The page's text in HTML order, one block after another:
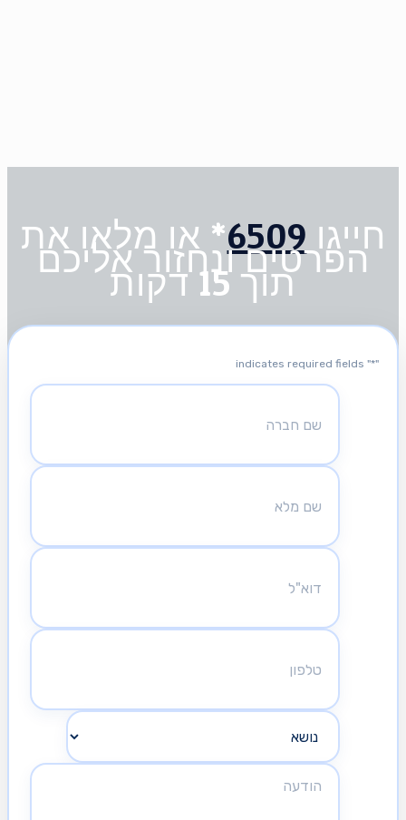
חייגו 6509* או מלאו את
הפרטים ונחזור אליכם
תוך 15 דקות
"
*
" indicates required fields